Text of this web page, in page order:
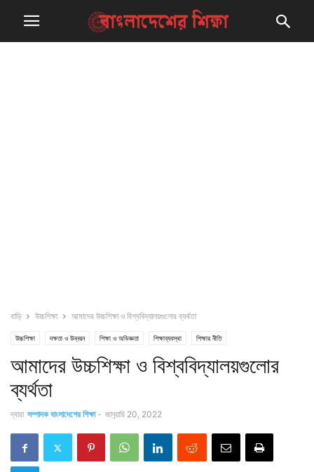
বাড়ি উচ্চশিক্ষা আমাদের উচ্চশিক্ষা ও বিশ্ববিদ্যালয়গুলোর ব্যর্থতা
উচ্চশিক্ষা দক্ষতা ও উন্নয়ন শিক্ষা ও অভিজ্ঞতা শিক্ষাব্যবস্থা শিক্ষার নীতি
আমাদের উচ্চশিক্ষা ও বিশ্ববিদ্যালয়গুলোর
ব্যর্থতা
দ্বারা সম্পাদক বাংলাদেশের শিক্ষা - জানুয়ারি 20, 2022